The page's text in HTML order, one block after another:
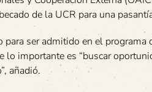
de la UCR para una
ser admitido en el
lo importante es “buscar
añadió.